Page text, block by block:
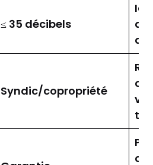
≤ 35 décibels
du
Syndic/copropriété